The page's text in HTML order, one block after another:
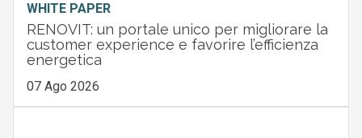
WHITE PAPER
RENOVIT: un portale unico per migliorare la
customer experience e favorire l’efficienza
energetica
07 Ago 2026